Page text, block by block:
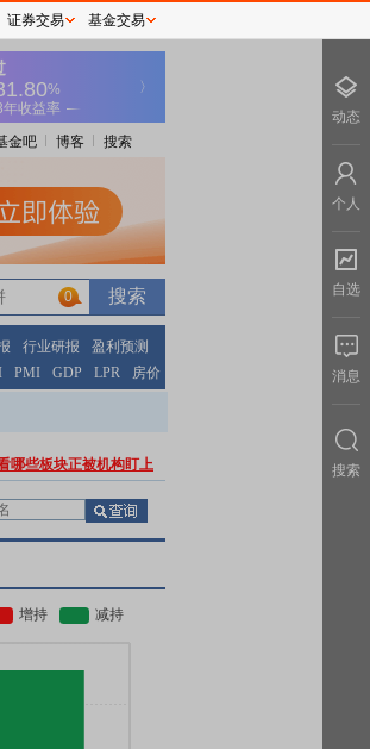
金吧 博客 搜索
0
行业研报
盈利预测
PMI GDP LPR 房价
哪些板块正被机构盯上
证券交易 基金交易
动态
个人
自选
消息
搜索